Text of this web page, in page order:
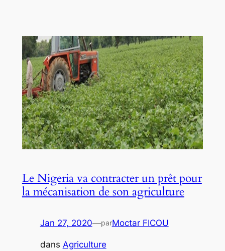
Le Nigeria va contracter un prêt pour
la mécanisation de son agriculture
Jan 27, 2020—parMoctar FICOU
dans Agriculture